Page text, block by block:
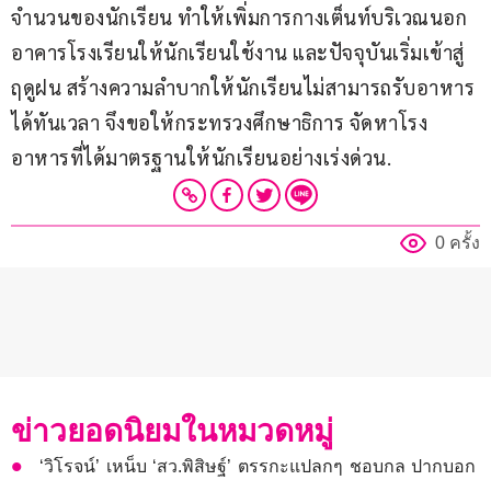
จำนวนของนักเรียน ทำให้เพิ่มการกางเต็นท์บริเวณนอก
อาคารโรงเรียนให้นักเรียนใช้งาน และปัจจุบันเริ่มเข้าสู่
ฤดูฝน สร้างความลำบากให้นักเรียนไม่สามารถรับอาหาร
ได้ทันเวลา จึงขอให้กระทรวงศึกษาธิการ จัดหาโรง
อาหารที่ได้มาตรฐานให้นักเรียนอย่างเร่งด่วน.
0 ครั้ง
ข่าวยอดนิยมในหมวดหมู่
‘วิโรจน์’ เหน็บ ‘สว.พิสิษฐ์’ ตรรกะแปลกๆ ชอบกล ปากบอก